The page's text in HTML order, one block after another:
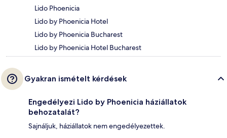
Lido Phoenicia
Lido by Phoenicia Hotel
Lido by Phoenicia Bucharest
Lido by Phoenicia Hotel Bucharest
Gyakran ismételt kérdések
Engedélyezi Lido by Phoenicia háziállatok
behozatalát?
Sajnáljuk, háziállatok nem engedélyezettek.